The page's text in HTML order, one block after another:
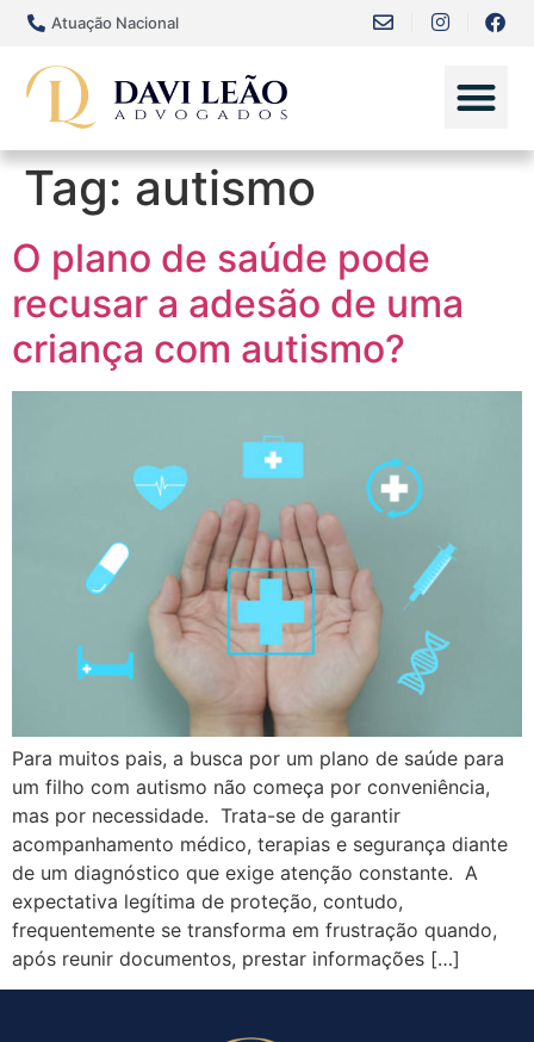
Atuação Nacional
Tag: autismo
O plano de saúde pode
recusar a adesão de uma
criança com autismo?
Para muitos pais, a busca por um plano de saúde para
um filho com autismo não começa por conveniência,
mas por necessidade. Trata-se de garantir
acompanhamento médico, terapias e segurança diante
de um diagnóstico que exige atenção constante. A
expectativa legítima de proteção, contudo,
frequentemente se transforma em frustração quando,
após reunir documentos, prestar informações […]